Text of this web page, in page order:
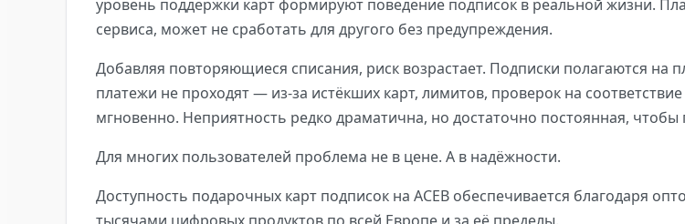
уровень поддержки карт формируют поведение подписок в реальной жизни.
сервиса, может не сработать для другого без предупреждения.
Добавляя повторяющиеся списания, риск возрастает. Подписки полагаются
платежи не проходят — из-за истёкших карт, лимитов, проверок на
мгновенно. Неприятность редко драматична, но достаточно постоянная, чтобы
Для многих пользователей проблема не в цене. А в надёжности.
Доступность подарочных карт подписок на ACEB обеспечивается благодаря